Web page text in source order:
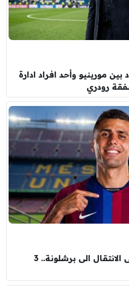
مورينيو وأحد افراد ادارة
رودري
عاجل : رودري يوافق على الانتقال الى برشلونة.. 3